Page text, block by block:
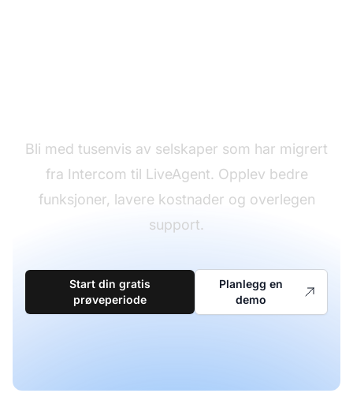
Bli med tusenvis av selskaper som har migrert
fra Intercom til LiveAgent. Opplev bedre
funksjoner, lavere kostnader og overlegen
support.
Start din gratis
prøveperiode
Planlegg en
demo